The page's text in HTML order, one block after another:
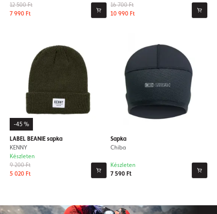
12 500 Ft
7 990 Ft
16 700 Ft
10 990 Ft
-45 %
LABEL BEANIE sapka
KENNY
9 200 Ft
5 020 Ft
Készleten
Sapka
Chiba
7 590 Ft
Készleten